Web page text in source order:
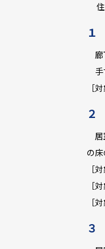
住
１
廊
手
［
２
居
の床
［
［
［
３